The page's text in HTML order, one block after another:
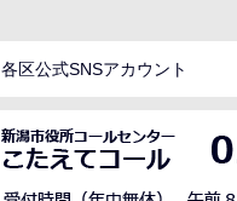
各区公式SNSアカウント